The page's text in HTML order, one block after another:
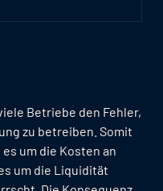
Betriebe den Fehler,
zu betreiben. Somit
um die Kosten an
um die Liquidität